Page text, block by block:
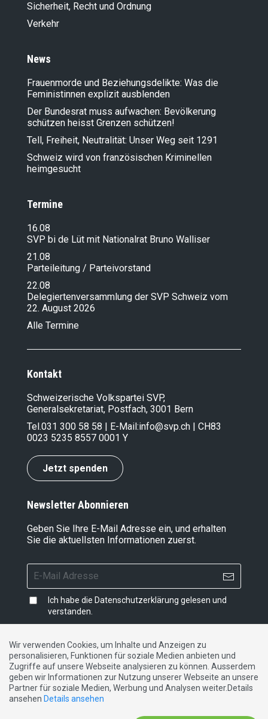
Sicherheit, Recht und Ordnung
Verkehr
News
Frauenmorde und Beziehungsdelikte: Was die
Feministinnen explizit ausblenden
Der Bundesrat muss aufwachen: Bevölkerung
schützen heisst Grenzen schützen!
Tell, Freiheit, Neutralität: Unser Weg seit 1291
Schweiz wird von französischen Kriminellen
heimgesucht
Termine
16.08
SVP bi de Lüt mit Nationalrat Bruno Walliser
21.08
Parteileitung / Parteivorstand
22.08
Delegiertenversammlung der SVP Schweiz vom
22. August 2026
Alle Termine
Kontakt
Schweizerische Volkspartei SVP,
Generalsekretariat, Postfach, 3001 Bern
Tel.031 300 58 58 | E-Mail:info@svp.ch | CH83
0023 5235 8557 0001 Y
Jetzt spenden
Newsletter Abonnieren
Geben Sie Ihre E-Mail Adresse ein, und erhalten
Sie die aktuellsten Informationen zuerst.
Ich habe die Datenschutzerklärung gelesen und
verstanden.
Impressum|Datenschutzerklärung|Kontakt
DE FR IT
Wir verwenden Cookies, um Inhalte und Anzeigen zu
personalisieren, Funktionen für soziale Medien anbieten und
Zugriffe auf unsere Webseite analysieren zu können. Ausserdem
geben wir Informationen zur Nutzung unserer Webseite an unsere
Partner für soziale Medien, Werbung und Analysen weiter.Details
ansehen Details ansehen